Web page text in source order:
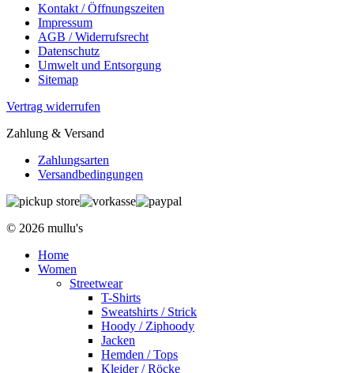
Kontakt / Öffnungszeiten
Impressum
AGB / Widerrufsrecht
Datenschutz
Umwelt und Entsorgung
Sitemap
Vertrag widerrufen
Zahlung & Versand
Zahlungsarten
Versandbedingungen
© 2026 mullu's
Home
Women
Streetwear
T-Shirts
Sweatshirts / Strick
Hoody / Ziphoody
Jacken
Hemden / Tops
Kleider / Röcke